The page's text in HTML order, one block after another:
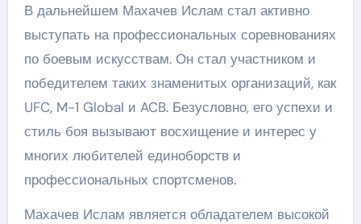
В дальнейшем Махачев Ислам стал активно
выступать на профессиональных соревнованиях
по боевым искусствам. Он стал участником и
победителем таких знаменитых организаций, как
UFC, M-1 Global и ACB. Безусловно, его успехи и
стиль боя вызывают восхищение и интерес у
многих любителей единоборств и
профессиональных спортсменов.
Махачев Ислам является обладателем высокой